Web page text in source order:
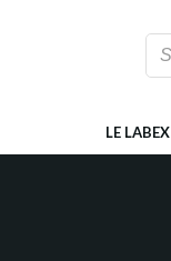
LE LABEX